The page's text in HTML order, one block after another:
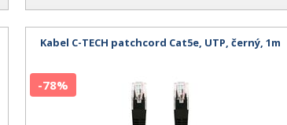
Kabel C-TECH patchcord Cat5e, UTP, černý, 1m
-78%